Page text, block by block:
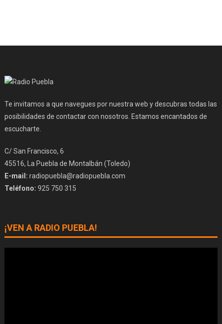
Te invitamos a que navegues por nuestra web y descubras todas las
posibilidades de contactar con nosotros. Estamos encantados de
escucharte.
C/ San Francisco, 6
45516, La Puebla de Montalbán (Toledo)
E-mail: radiopuebla@radiopuebla.com
Teléfono: 925 750 315
¡VEN A RADIO PUEBLA!